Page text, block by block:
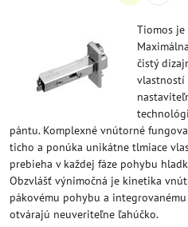
Tiomos je
čistý
vlastností
pántu. Komplexné vnútorné
ticho a ponúka unikátne tlmiace
prebieha v každej fáze pohybu
Obzvlášť výnimočná je kinetika
pákovému pohybu a
otvárajú neuveriteľne ľahúčko.